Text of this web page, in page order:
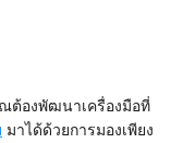
ต้องพัฒนาเครื่องมือที่
มาได้ด้วยการมองเพียง